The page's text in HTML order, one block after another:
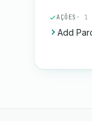
AÇÕES · 1
Add